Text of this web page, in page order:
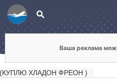
Ваша реклама
(КУПЛЮ ХЛАДОН ФРЕОН )